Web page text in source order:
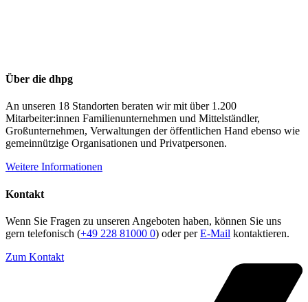
Über die dhpg
An unseren 18 Standorten beraten wir mit über 1.200
Mitarbeiter:innen Familienunternehmen und Mittelständler,
Großunternehmen, Verwaltungen der öffentlichen Hand ebenso wie
gemeinnützige Organisationen und Privatpersonen.
Weitere Informationen
Kontakt
Wenn Sie Fragen zu unseren Angeboten haben, können Sie uns
gern telefonisch (+49 228 81000 0) oder perE-Mail kontaktieren.
Zum Kontakt